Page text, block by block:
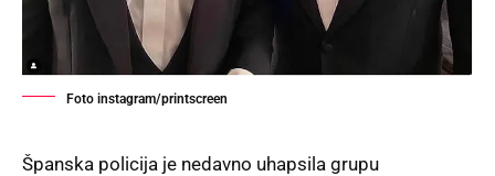
Foto instagram/printscreen
Španska policija je nedavno uhapsila grupu